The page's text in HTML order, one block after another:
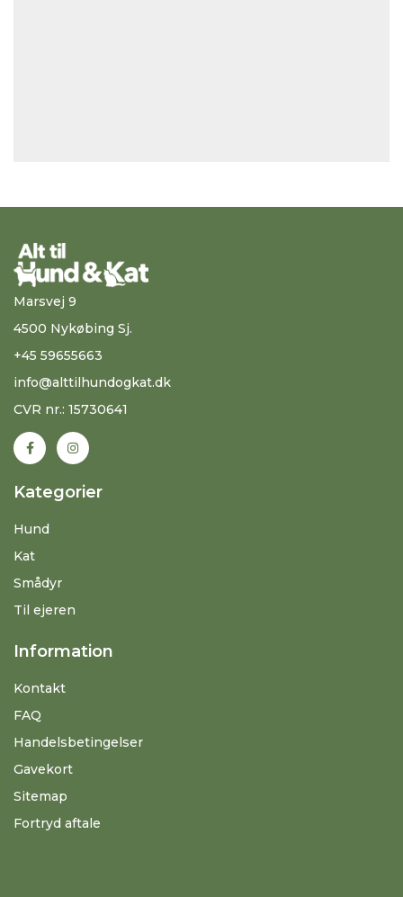
Marsvej 9
4500 Nykøbing Sj.
+45 59655663
info@alttilhundogkat.dk
CVR nr.: 15730641
Kategorier
Hund
Kat
Smådyr
Til ejeren
Information
Kontakt
FAQ
Handelsbetingelser
Gavekort
Sitemap
Fortryd aftale